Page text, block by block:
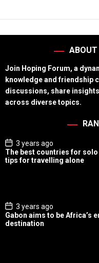
s
ABOUT
Join Hoping Forum, a
knowledge and friendship
discussions, share
across diverse topics.
P
o
s
t
3 years ago
The best countries for
tips for travelling alone
P
o
s
t
3 years ago
Gabon aims to be Africa’s
destination